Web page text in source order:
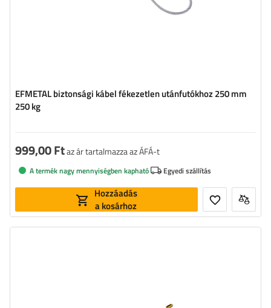
EFMETAL biztonsági kábel fékezetlen utánfutókhoz 250 mm
250 kg
999,00 Ftaz ár tartalmazza az ÁFÁ-t
A termék nagy mennyiségben kapható Egyedi szállítás
Hozzáadás
a kosárhoz